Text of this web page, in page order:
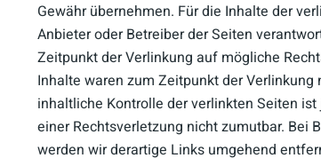
Gewähr übernehmen. Für die Inhalte der
Anbieter oder Betreiber der Seiten
Zeitpunkt der Verlinkung auf mögliche
Inhalte waren zum Zeitpunkt der Verlinkung
inhaltliche Kontrolle der verlinkten Seiten
einer Rechtsverletzung nicht zumutbar. Bei
werden wir derartige Links umgehend